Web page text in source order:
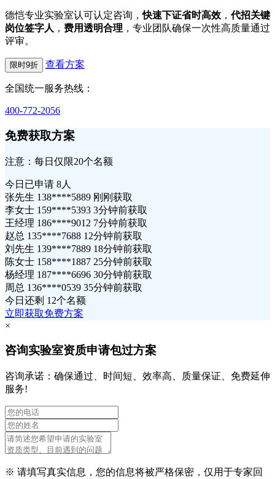
德恺专业实验室认可认定咨询，快速下证省时高效 ，代招关键
岗位签字人 ， 费用透明合理 ，专业团队确保一次性高质量通过
评审。
限时9折 查看方案
全国统一服务热线：
400-772-2056
免费获取方案
注意：每日仅限20个名额
今日已申请 8人
张先生 138****5889 刚刚获取
李女士 159****5393 3分钟前获取
王经理 186****9012 7分钟前获取
赵总 135****7688 12分钟前获取
刘先生 139****7889 18分钟前获取
陈女士 158****1887 25分钟前获取
杨经理 187****6696 30分钟前获取
周总 136****0539 35分钟前获取
今日还剩 12个名额
立即获取免费方案
×
咨询实验室资质申请包过方案
咨询承诺：确保通过、时间短、效率高、质量保证、免费延伸
服务!
※ 请填写真实信息，您的信息将被严格保密，仅用于专家回